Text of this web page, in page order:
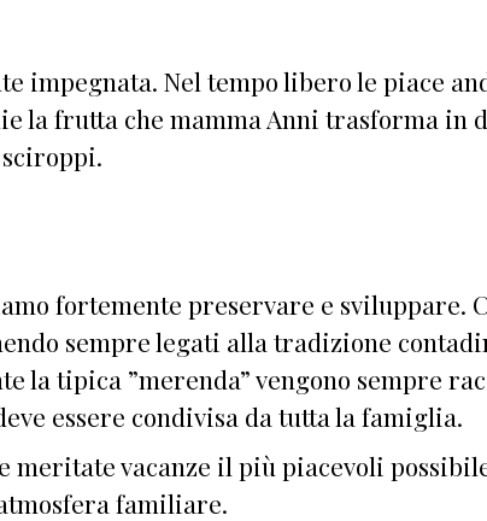
impegnata. Nel tempo libero le piace
la frutta che mamma Anni trasforma in
fortemente preservare e sviluppare.
sempre legati alla tradizione
tipica ”merenda” vengono sempre
essere condivisa da tutta la famiglia.
meritate vacanze il più piacevoli
familiare.